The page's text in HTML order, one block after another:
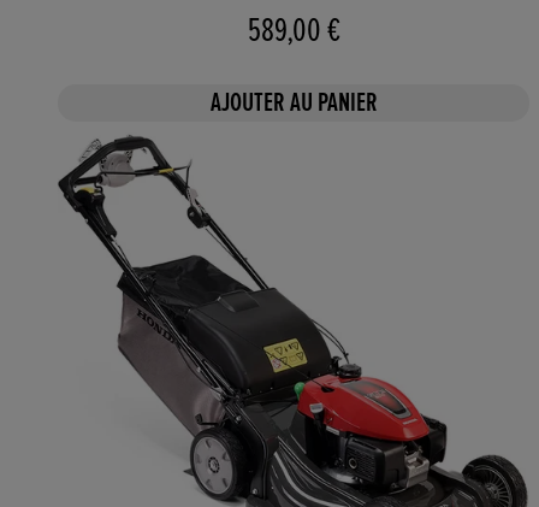
589,00 €
AJOUTER AU PANIER